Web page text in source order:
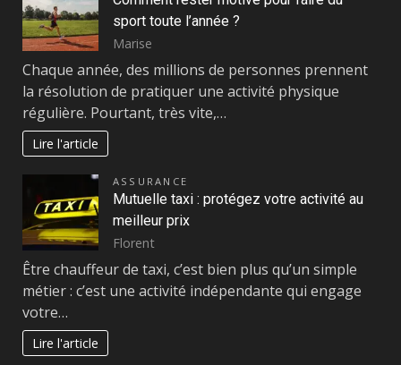
sport toute l’année ?
Marise
Chaque année, des millions de personnes prennent
la résolution de pratiquer une activité physique
régulière. Pourtant, très vite,…
Lire l'article
ASSURANCE
Mutuelle taxi : protégez votre activité au
meilleur prix
Florent
Être chauffeur de taxi, c’est bien plus qu’un simple
métier : c’est une activité indépendante qui engage
votre…
Lire l'article